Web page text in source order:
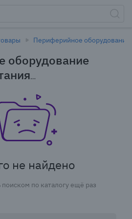
Периферийное оборудование
оборудование
- уцененные
не найдено
поиском по каталогу ещё раз